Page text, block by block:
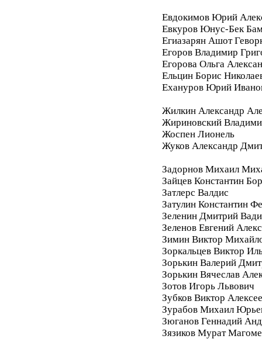
Евдокимов Юрий
Евкуров Юнус-Бек
Егиазарян Ашот
Егоров Владимир
Егорова Ольга
Ельцин Борис
Ехануров Юрий
Жилкин Александр
Жириновский
Жоспен Лионель
Жуков Александр
Задорнов Михаил
Зайцев Константин
Затлерс Валдис
Затулин Константин
Зеленин Дмитрий
Зеленов Евгений
Зимин Виктор
Зоркальцев Виктор
Зорькин Валерий
Зорькин Вячеслав
Зотов Игорь Львович
Зубков Виктор
Зурабов Михаил
Зюганов Геннадий
Зязиков Мурат